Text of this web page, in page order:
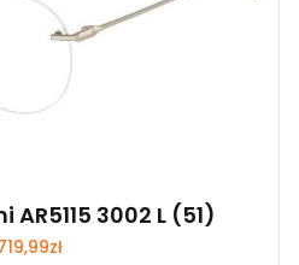
3002 L (51)
zł